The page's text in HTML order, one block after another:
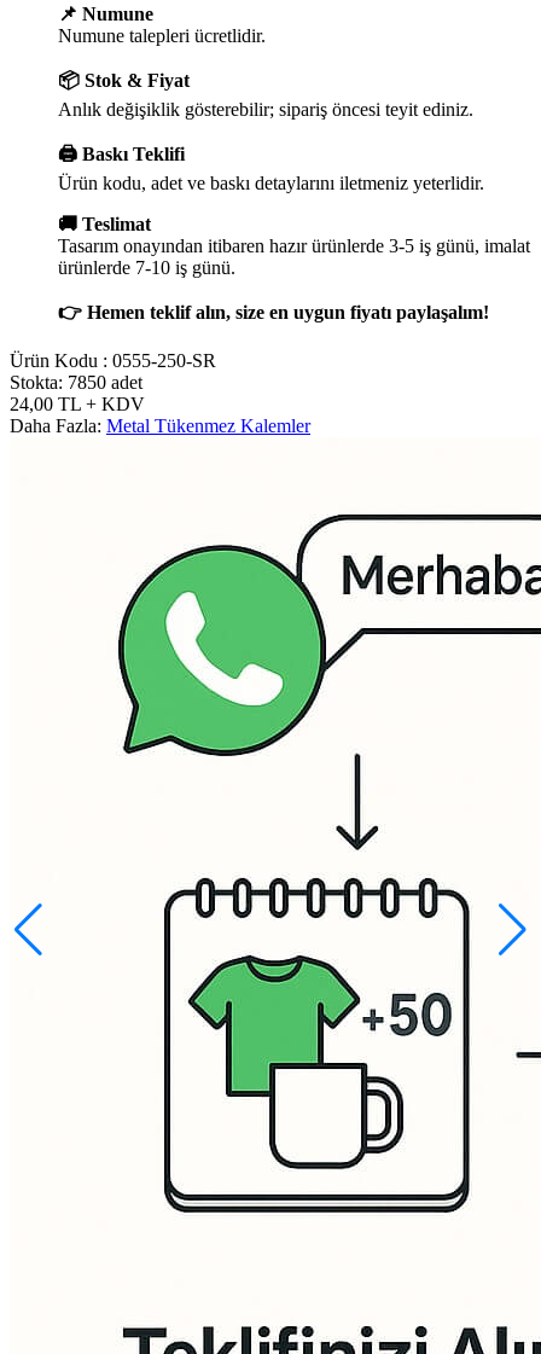
📌 Numune
Numune talepleri ücretlidir.
📦 Stok & Fiyat
Anlık değişiklik gösterebilir; sipariş öncesi teyit ediniz.
🖨️ Baskı Teklifi
Ürün kodu, adet ve baskı detaylarını iletmeniz yeterlidir.
🚚 Teslimat
Tasarım onayından itibaren hazır ürünlerde 3-5 iş günü, imalat
ürünlerde 7-10 iş günü.
👉 Hemen teklif alın, size en uygun fiyatı paylaşalım!
Ürün Kodu : 0555-250-SR
Stokta: 7850 adet
24,00 TL + KDV
Daha Fazla: Metal Tükenmez Kalemler